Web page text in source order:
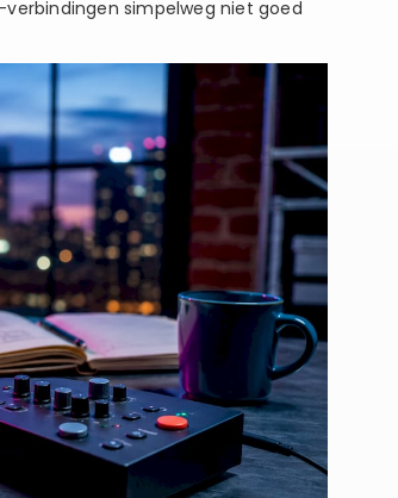
simpelweg niet goed